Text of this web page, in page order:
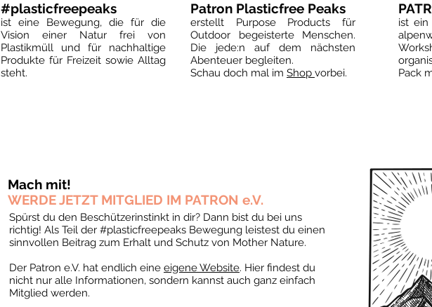
#plasticfreepeaks
ist eine Bewegung, die für die
Vision einer Natur frei von
Plastikmüll und für nachhaltige
Produkte für Freizeit sowie Alltag
steht.
Patron Plasticfree Peaks
erstellt Purpose Products für
Outdoor begeisterte Menschen.
Die jede:n auf dem nächsten
Abenteuer begleiten.
Schau doch mal im Shop vorbei.
ist ein
Pack
Mach mit!
WERDE JETZT MITGLIED IM PATRON e.V.
Spürst du den Beschützerinstinkt in dir? Dann bist du bei uns
richtig! Als Teil der #plasticfreepeaks Bewegung leistest du einen
sinnvollen Beitrag zum Erhalt und Schutz von Mother Nature.
Der Patron e.V. hat endlich eine eigene Website. Hier findest du
nicht nur alle Informationen, sondern kannst auch ganz einfach
Mitglied werden.